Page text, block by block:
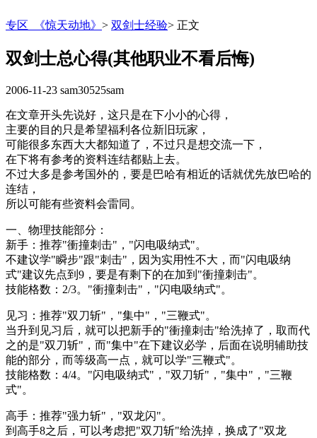
专区_《惊天动地》 > 双剑士经验> 正文
双剑士总心得(其他职业不看后悔)
2006-11-23 sam30525sam
在文章开头先说好，这只是在下小小的心得，
主要的目的只是希望福利各位新旧玩家，
可能很多东西大大都知道了，不过只是想交流一下，
在下将有参考的资料连结都贴上去。
不过大多是参考国外的，要是巴哈有相近的话就优先放巴哈的
连结，
所以可能有些资料会雷同。
一、物理技能部分：
新手：推荐"衝撞刺击"，"闪电吸纳式"。
不建议学"瞬步"跟"刺击"，因为实用性不大，而"闪电吸纳
式"建议先点到9，要是有剩下的在加到"衝撞刺击"。
技能格数：2/3。"衝撞刺击"，"闪电吸纳式"。
见习：推荐"双刀斩"，"集中"，"三鞭式"。
当升到见习后，就可以把新手的"衝撞刺击"给洗掉了，取而代
之的是"双刀斩"，而"集中"在下建议必学，后面在说明辅助技
能的部分，而等级高一点，就可以学"三鞭式"。
技能格数：4/4。"闪电吸纳式"，"双刀斩"，"集中"，"三鞭
式"。
高手：推荐"强力斩"，"双龙闪"。
到高手8之后，可以考虑把"双刀斩"给洗掉，换成了"双龙